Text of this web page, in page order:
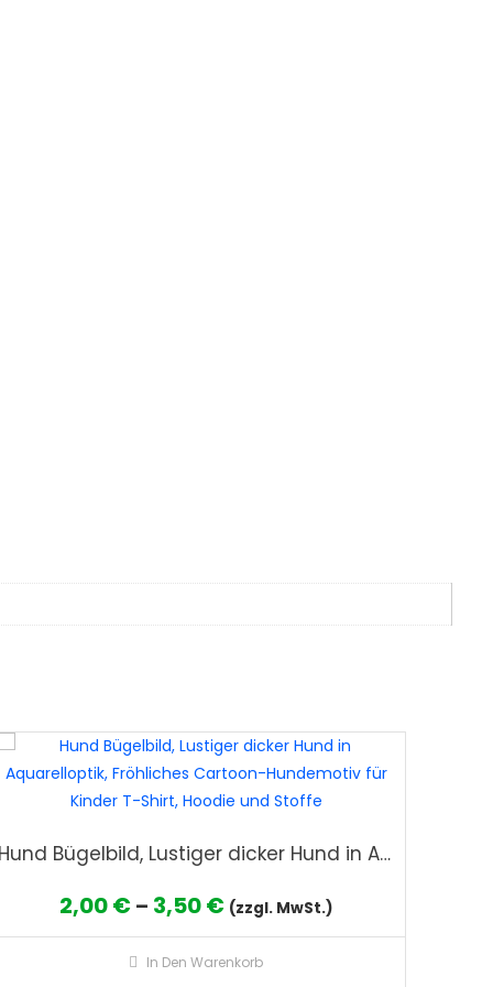
Hund Bügelbild, Lustiger dicker Hund in Aquarelloptik, Fröhliches Cartoon-Hundemotiv für Kinder T-Shirt, Hoodie und Stoffe
2,00€ – 3,50€Preisspanne:
2,00 €
bis
(zzgl. MwSt.)
In Den Warenkorb